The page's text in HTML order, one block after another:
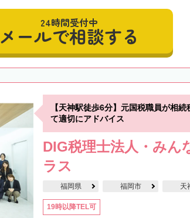
24時間受付中
メールで相談する
【天神駅徒歩6分】元国税職員が相
て適切にアドバイス
DIG税理士法人・みん
ラス
福岡県 福岡市 天
19時以降TEL可